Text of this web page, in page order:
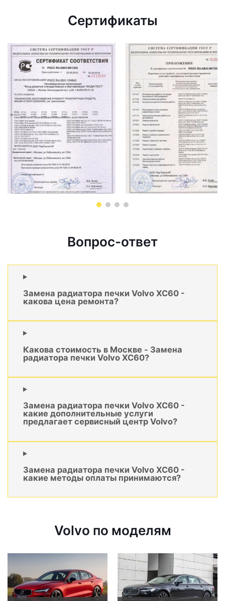
Сертификаты
Вопрос-ответ
Замена радиатора печки Volvo XC60 -
какова цена ремонта?
Какова стоимость в Москве - Замена
радиатора печки Volvo XC60?
Замена радиатора печки Volvo XC60 -
какие дополнительные услуги
предлагает сервисный центр Volvo?
Замена радиатора печки Volvo XC60 -
какие методы оплаты принимаются?
Volvo по моделям